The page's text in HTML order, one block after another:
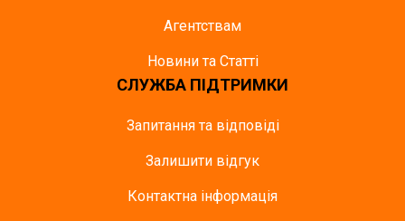
Агентствам
Новини та Статті
СЛУЖБА ПІДТРИМКИ
Запитання та відповіді
Залишити відгук
Контактна інформація